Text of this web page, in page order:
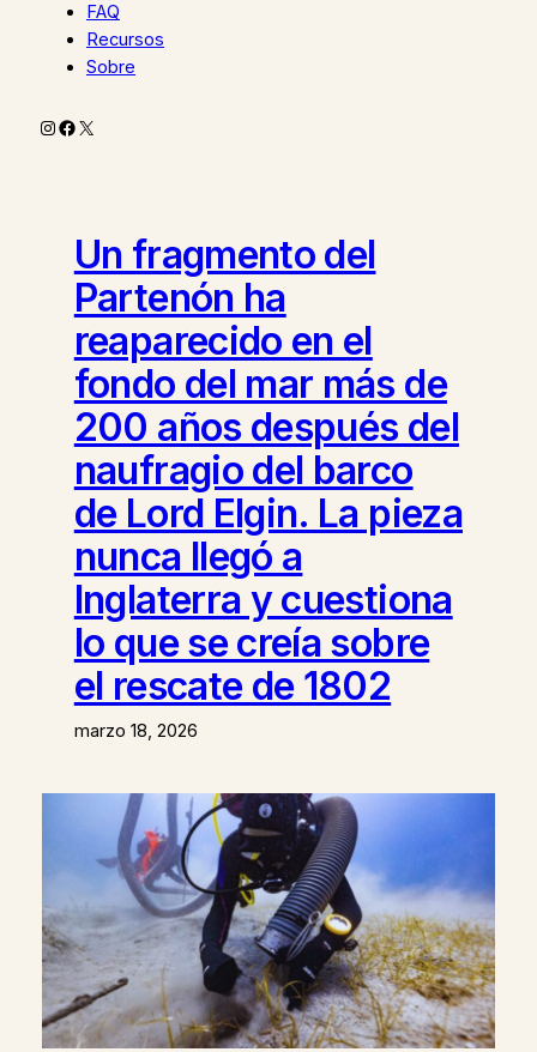
FAQ
Recursos
Sobre
Instagram
Facebook
X
Un fragmento del
Partenón ha
reaparecido en el
fondo del mar más de
200 años después del
naufragio del barco
de Lord Elgin. La pieza
nunca llegó a
Inglaterra y cuestiona
lo que se creía sobre
el rescate de 1802
marzo 18, 2026